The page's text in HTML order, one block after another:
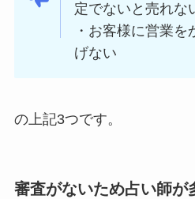
定でないと売れな
・お客様に営業
げない
の上記3つです。
審査がないため占い師が